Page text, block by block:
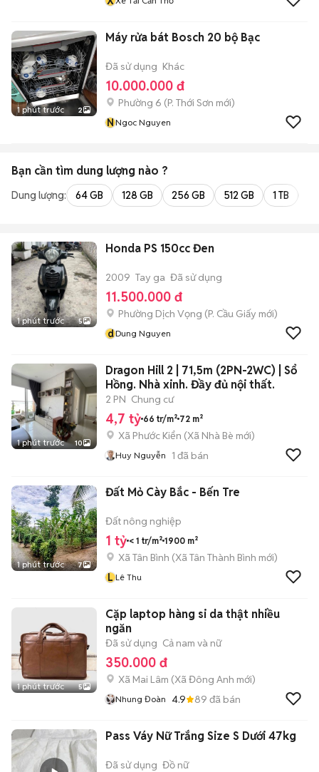
1 phút trước 2
Máy rửa bát Bosch 20 bộ Bạc
Đã sử dụng Khác
10.000.000 đ
Phường 6 (P. Thới Sơn mới)
NNgoc Nguyen
Bạn cần tìm dung lượng nào ?
Dung lượng: 64 GB 128 GB 256 GB 512 GB 1 TB
1 phút trước 5
Honda PS 150cc Đen
2009 Tay ga Đã sử dụng
11.500.000 đ
Phường Dịch Vọng (P. Cầu Giấy mới)
dDung Nguyen
1 phút trước 10
Dragon Hill 2 | 71,5m (2PN-2WC) | Sổ
Hồng. Nhà xinh. Đầy đủ nội thất.
2 PN Chung cư
4,7 tỷ 66 tr/m² 72 m²
Xã Phước Kiển (Xã Nhà Bè mới)
Huy Nguyễn 1 đã bán
1 phút trước 7
Đất Mỏ Cày Bắc - Bến Tre
Đất nông nghiệp
1 tỷ < 1 tr/m² 1900 m²
Xã Tân Bình (Xã Tân Thành Bình mới)
L Lê Thu
1 phút trước 5
Cặp laptop hàng si da thật nhiều
ngăn
Đã sử dụng Cả nam và nữ
350.000 đ
Xã Mai Lâm (Xã Đông Anh mới)
Nhung Đoàn 4.9 89 đã bán
Pass Váy Nữ Trắng Size S Dưới 47kg
Đã sử dụng Đồ nữ